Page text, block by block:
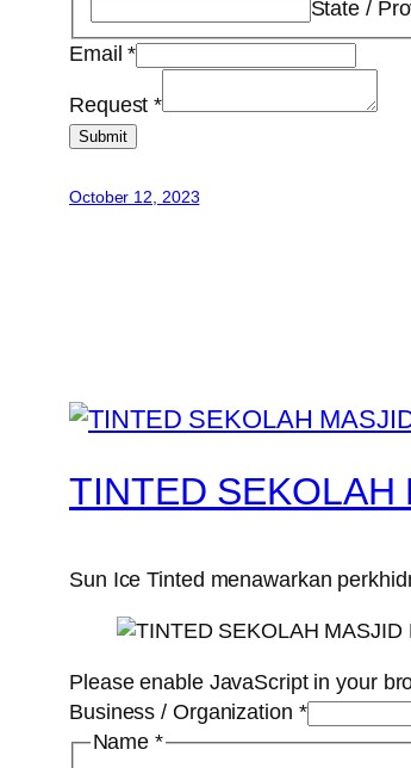
State /
Email*
Request*
Submit
October 12, 2023
TINTED SEKOLAH
Sun Ice Tinted menawarkan
Please enable JavaScript in your
Business / Organization *
Name *